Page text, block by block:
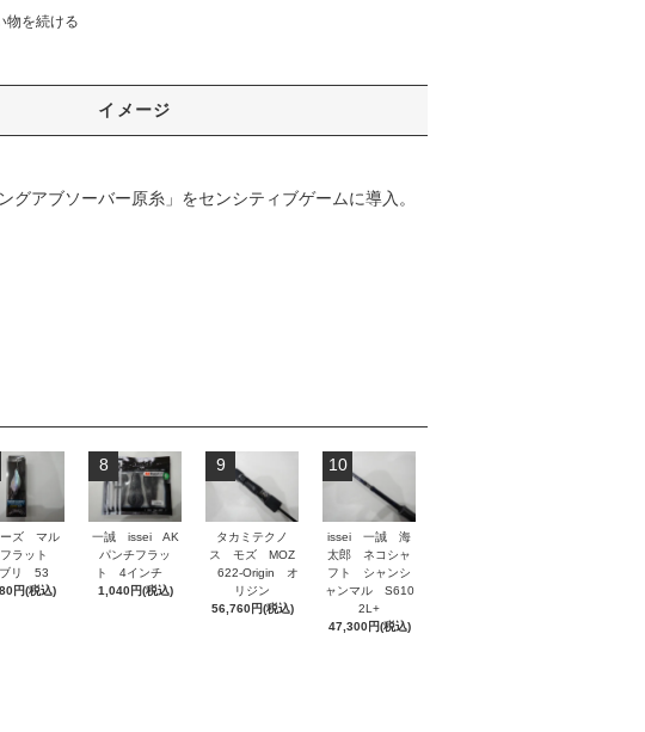
物を続ける
イメージ
アブソーバー原糸」をセンシティブゲームに導入。
ーズ マル
フラット
リ 53
円(税込)
8
一誠 issei AK
パンチフラッ
ト 4インチ
1,040円(税込)
9
タカミテクノ
ス モズ MOZ
622-Origin オ
リジン
56,760円(税込)
10
issei 一誠 海
太郎 ネコシャ
フト シャンシ
ャンマル S610
2L+
47,300円(税込)